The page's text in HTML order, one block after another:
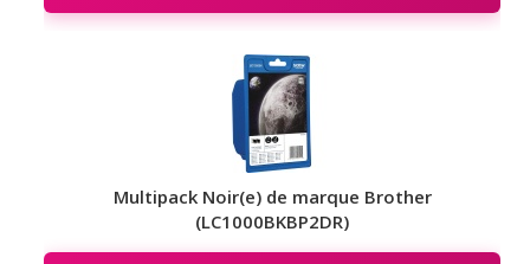
Multipack Noir(e) de marque Brother
(LC1000BKBP2DR)